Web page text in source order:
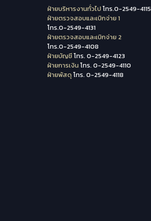
ฝ่ายบริหารงานทั่วไป โทร.0-2549-4115
ฝ่ายตรวจสอบและเบิกจ่าย 1
โทร.0-2549-4131
ฝ่ายตรวจสอบและเบิกจ่าย 2
โทร.0-2549-4108
ฝ่ายบัญชีโทร. 0-2549-4123
ฝ่ายการเงิน โทร. 0-2549-4110
ฝ่ายพัสดุ โทร. 0-2549-4118